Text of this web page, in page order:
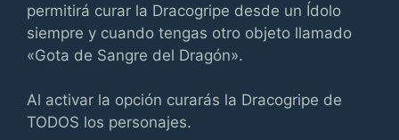
permitirá curar la Dracogripe desde un Ídolo
siempre y cuando tengas otro objeto llamado
«Gota de Sangre del Dragón».
Al activar la opción curarás la Dracogripe de
TODOS los personajes.